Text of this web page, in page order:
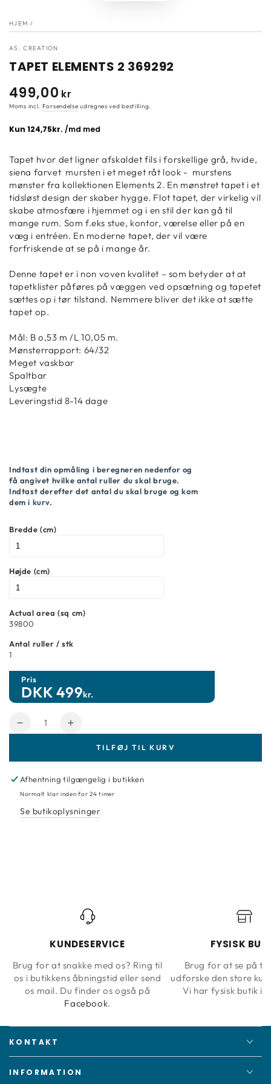
HJEM /
AS. CREATION
TAPET ELEMENTS 2 369292
Normal
pris
499,00 kr
Moms incl. Forsendelse udregnes ved bestilling.
Tapet hvor det ligner afskaldet fils i forskellige grå, hvide,
siena farvet mursten i et meget råt look - murstens
mønster fra kollektionen Elements 2. En mønstret tapet i et
tidsløst design der skaber hygge. Flot tapet, der virkelig vil
skabe atmosfære i hjemmet og i en stil der kan gå til
mange rum. Som f.eks stue, kontor, værelse eller på en
væg i entréen. En moderne tapet, der vil være
forfriskende at se på i mange år.
Denne tapet er i non voven kvalitet – som betyder at at
tapetklister påføres på væggen ved opsætning og tapetet
sættes op i tør tilstand. Nemmere bliver det ikke at sætte
tapet op.
Mål: B o,53 m /L 10,05 m.
Mønsterrapport: 64/32
Meget vaskbar
Spaltbar
Lysægte
Leveringstid 8-14 dage
Indtast din opmåling i beregneren nedenfor og
få angivet hvilke antal ruller du skal bruge.
Indtast derefter det antal du skal bruge og kom
dem i kurv.
Bredde (cm)
Højde (cm)
Actual area (sq cm)
39800
Antal ruller / stk
1
Pris
DKK499kr.
Antal
Reducer
Elements
2
Forøg
Elements
2
TILFØJ TIL KURV
Afhentning tilgængelig i butikken
Normalt klar inden for 24 timer
Se butikoplysninger
KUNDESERVICE
Brug for at snakke med os? Ring til
os i butikkens åbningstid eller send
os mail. Du finder os også på
Facebook.
FYSISK
Brug for at se på
udforske den store
Vi har fysisk butik i
KONTAKT
INFORMATION